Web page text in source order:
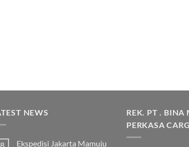
NEWS
Ekspedisi Jakarta Mamuju
REK. PT . BINA
PERKASA